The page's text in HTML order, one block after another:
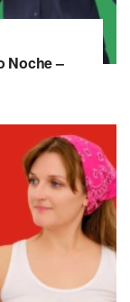
Noche –